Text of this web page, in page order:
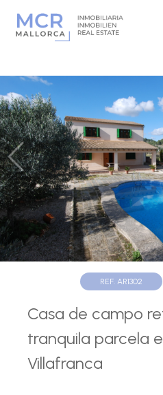
REF. AR1302
Casa de campo
tranquila parcela
Villafranca